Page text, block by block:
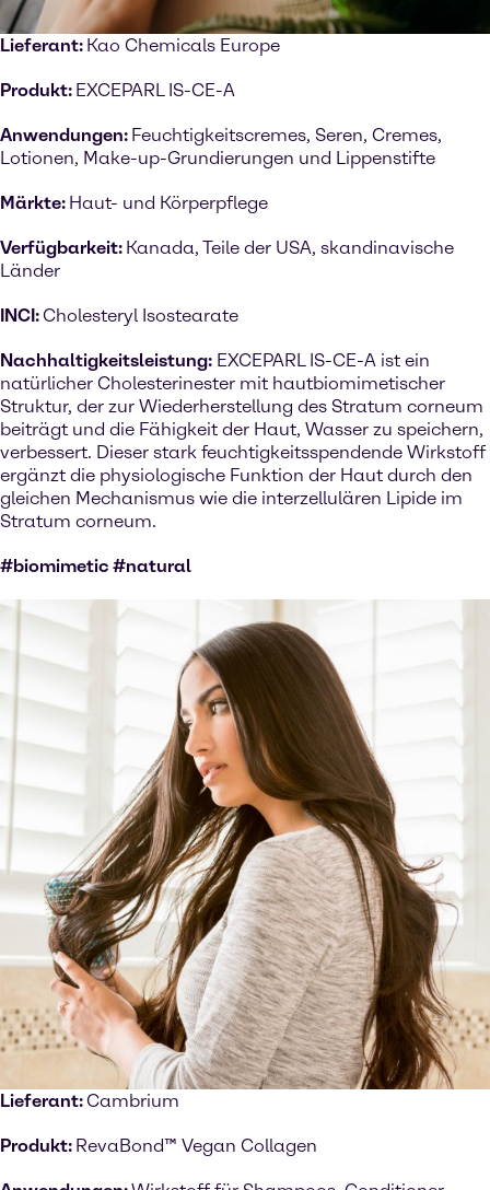
Lieferant: Kao Chemicals Europe
Produkt: EXCEPARL IS-CE-A
Anwendungen: Feuchtigkeitscremes, Seren, Cremes,
Lotionen, Make-up-Grundierungen und Lippenstifte
Märkte: Haut- und Körperpflege
Verfügbarkeit: Kanada, Teile der USA, skandinavische
Länder
INCI:Cholesteryl Isostearate
Nachhaltigkeitsleistung: EXCEPARL IS-CE-A ist ein
natürlicher Cholesterinester mit hautbiomimetischer
Struktur, der zur Wiederherstellung des Stratum corneum
beiträgt und die Fähigkeit der Haut, Wasser zu speichern,
verbessert. Dieser stark feuchtigkeitsspendende Wirkstoff
ergänzt die physiologische Funktion der Haut durch den
gleichen Mechanismus wie die interzellulären Lipide im
Stratum corneum.
#biomimetic #natural
Lieferant:Cambrium
Produkt: RevaBond™ Vegan Collagen